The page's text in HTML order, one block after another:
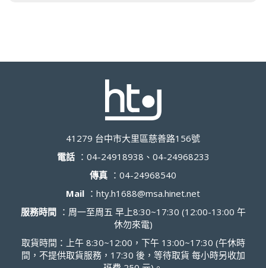
41279 台中市大里區慈善路156號
電話 ： 04-24918938、04-24968233
傳真 ： 04-24968540
Mail ： hty.h1688@msa.hinet.net
服務時間 ：周一至周五 早上8:30~17:30 (12:00-13:00 午
休勿來電)
取貨時間：上午 8:30~12:00，下午 13:00~17:30 (午休時
間，不提供取貨服務，17:30 後，等待取貨 每小時另收加